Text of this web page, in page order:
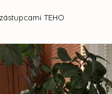
TEHO